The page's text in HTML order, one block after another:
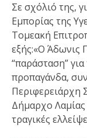
Σε σχόλιό της,
Εμπορίας της
Τομεακή
εξής:«Ο Άδωνις
“παράσταση”
προπαγάνδα,
Περιφερειάρχη
Δήμαρχο
τραγικές